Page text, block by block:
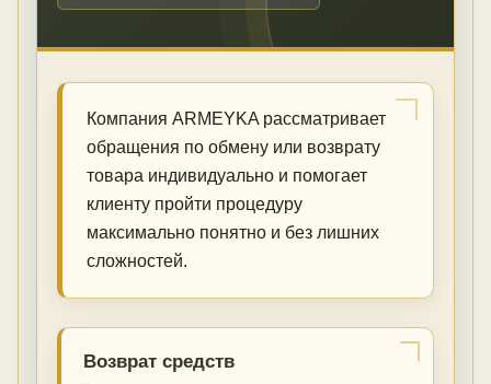
Компания ARMEYKA рассматривает
обращения по обмену или возврату
товара индивидуально и помогает
клиенту пройти процедуру
максимально понятно и без лишних
сложностей.
Возврат средств